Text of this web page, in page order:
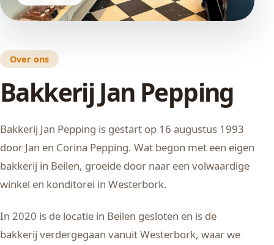
Over ons
Bakkerij Jan Pepping
Bakkerij Jan Pepping is gestart op 16 augustus 1993
door Jan en Corina Pepping. Wat begon met een eigen
bakkerij in Beilen, groeide door naar een volwaardige
winkel en konditorei in Westerbork.
In 2020 is de locatie in Beilen gesloten en is de
bakkerij verdergegaan vanuit Westerbork, waar we